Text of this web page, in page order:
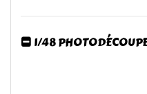
Eduard Express Mask EX1089 P-
1/48